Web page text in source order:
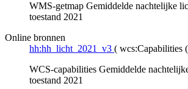
WMS-getmap Gemiddelde nachtelijke
toestand 2021
Online bronnen
hh:hh_licht_2021_v3 ( wcs:Capabilities
WCS-capabilities Gemiddelde
toestand 2021